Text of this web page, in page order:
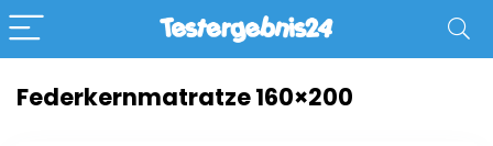
Federkernmatratze 160×200